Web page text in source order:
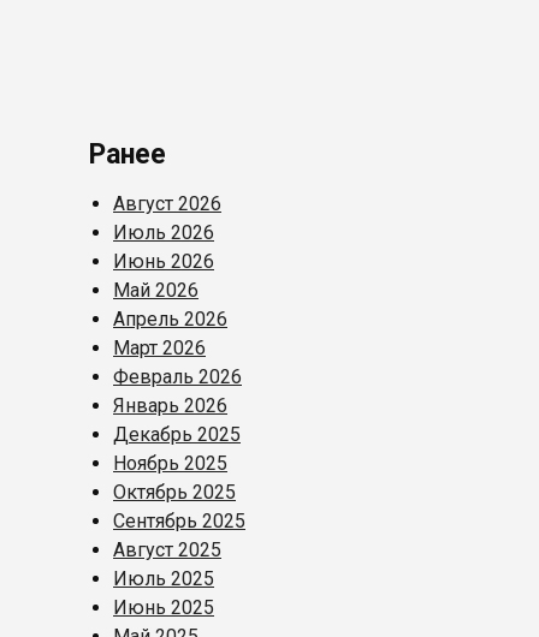
Ранее
Август 2026
Июль 2026
Июнь 2026
Май 2026
Апрель 2026
Март 2026
Февраль 2026
Январь 2026
Декабрь 2025
Ноябрь 2025
Октябрь 2025
Сентябрь 2025
Август 2025
Июль 2025
Июнь 2025